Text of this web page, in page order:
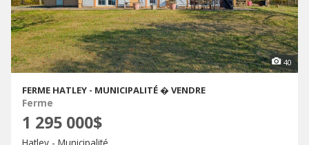
40
FERME HATLEY - MUNICIPALITÉ � VENDRE
Ferme
1 295 000$